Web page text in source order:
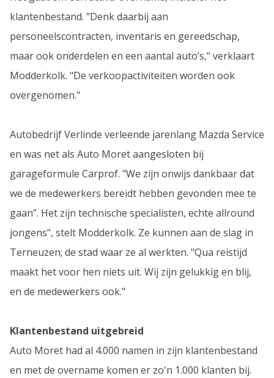
klantenbestand. "Denk daarbij aan
personeelscontracten, inventaris en gereedschap,
maar ook onderdelen en een aantal auto’s," verklaart
Modderkolk. "De verkoopactiviteiten worden ook
overgenomen."
Autobedrijf Verlinde verleende jarenlang Mazda Service
en was net als Auto Moret aangesloten bij
garageformule Carprof. "We zijn onwijs dankbaar dat
we de medewerkers bereidt hebben gevonden mee te
gaan”. Het zijn technische specialisten, echte allround
jongens", stelt Modderkolk. Ze kunnen aan de slag in
Terneuzen; de stad waar ze al werkten. "Qua reistijd
maakt het voor hen niets uit. Wij zijn gelukkig en blij,
en de medewerkers ook."
Klantenbestand uitgebreid
Auto Moret had al 4.000 namen in zijn klantenbestand
en met de overname komen er zo'n 1.000 klanten bij.